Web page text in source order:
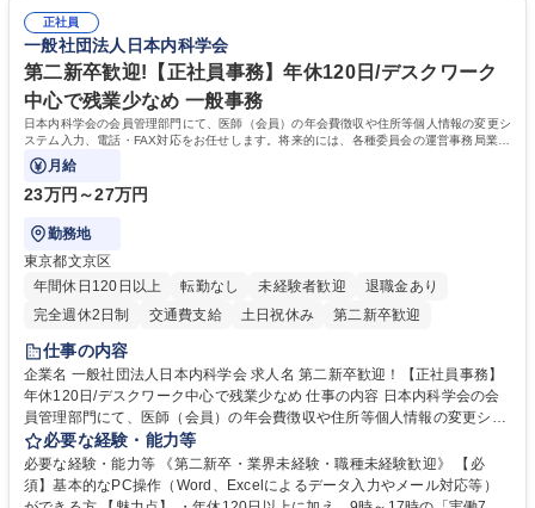
管理 ・福利厚生関連 ・職員からの問合せ、相談対応 ・その他日常の総務
業務全般 募集職種 【東京／文京区】公益財団法人の総務人事業務／年間
休日125日
正社員
一般社団法人日本内科学会
第二新卒歓迎!【正社員事務】年休120日/デスクワーク
中心で残業少なめ 一般事務
日本内科学会の会員管理部門にて、医師（会員）の年会費徴収や住所等個人情報の変更シ
ステム入力、電話・FAX対応をお任せします。将来的には、各種委員会の運営事務局業務
などにも幅広く携わっていただきます。
月給
23万円～27万円
勤務地
東京都文京区
年間休日120日以上
転勤なし 未経験者歓迎
退職金あり
完全週休2日制
交通費支給 土日祝休み 第二新卒歓迎
仕事の内容
企業名 一般社団法人日本内科学会 求人名 第二新卒歓迎！【正社員事務】
年休120日/デスクワーク中心で残業少なめ 仕事の内容 日本内科学会の会
員管理部門にて、医師（会員）の年会費徴収や住所等個人情報の変更シス
テム入力、電話・FAX対応をお任せします。将来的には、各種委員会の運
営事務局業務などにも幅広く携わっていただきます。 【会員管理・データ
入力業務】 ・医師（会員）の住所変更、個人情報のシステム登録・更新
・年会費の徴収管理や入金データの照合確認 【問い合わせ対応】 ・会員
必要な経験・能力等
必要な経験・能力等 《第二新卒・業界未経験・職種未経験歓迎》 【必
須】基本的なPC操作（Word、Excelによるデータ入力やメール対応等）